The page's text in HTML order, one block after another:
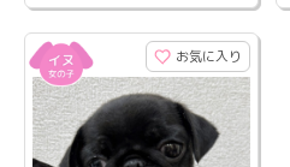
お気に入り